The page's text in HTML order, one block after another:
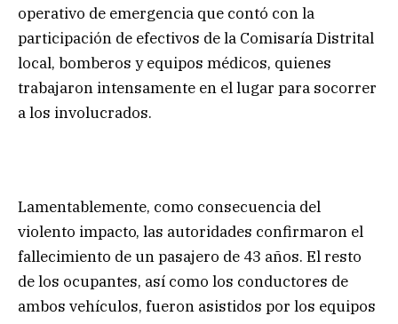
operativo de emergencia que contó con la
participación de efectivos de la Comisaría Distrital
local, bomberos y equipos médicos, quienes
trabajaron intensamente en el lugar para socorrer
a los involucrados.
Lamentablemente, como consecuencia del
violento impacto, las autoridades confirmaron el
fallecimiento de un pasajero de 43 años. El resto
de los ocupantes, así como los conductores de
ambos vehículos, fueron asistidos por los equipos